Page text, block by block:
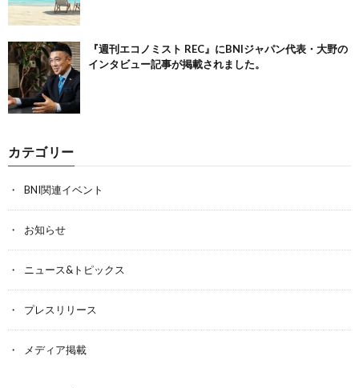
『週刊エコノミスト REC』にBNIジャパン代表・大野の
インタビュー記事が掲載されました。
カテゴリー
BNI関連イベント
お知らせ
ニュース&トピックス
プレスリリース
メディア掲載